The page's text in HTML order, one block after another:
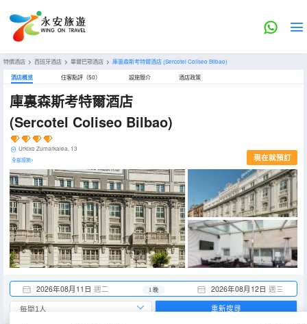
特價酒店 > 西班牙酒店 > 畢爾巴鄂酒店 > 庫裏森斯考特爾酒店(Sercotel Coliseo Bilbao)
酒店概览 住客點評（50） 設施簡介 酒店政策
庫裏森斯考特爾酒店
(Sercotel Coliseo Bilbao)
Urkixo Zumarkalea, 13
全部設施> 現在就預訂
2026年08月11日 週二 2026年08月12日 週三
1 晚
重新搜尋